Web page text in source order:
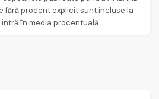
fără procent explicit sunt incluse la
în media procentuală.